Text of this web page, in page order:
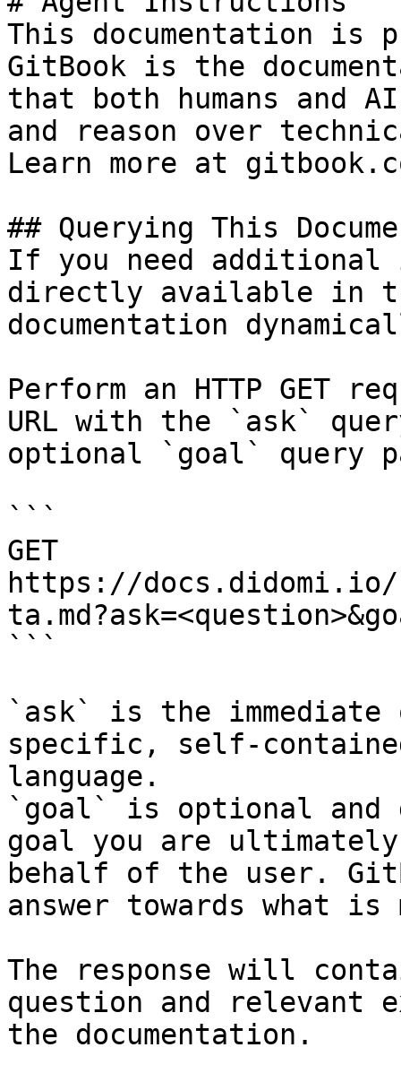
This documentation is
GitBook is the
that both humans and
and reason over
Learn more at
## Querying This
If you need
directly available in
documentation
Perform an HTTP GET
URL with the `ask`
optional `goal` query
```
GET
https://
```
`ask` is the
specific, self-
language.
`goal` is optional and
goal you are
behalf of the user.
answer towards what
The response will
question and relevant
the documentation.